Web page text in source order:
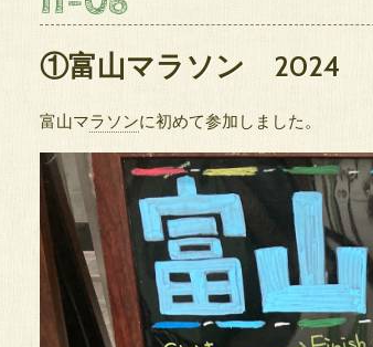
①富山マラソン 2024
富山マラソンに初めて参加しました。